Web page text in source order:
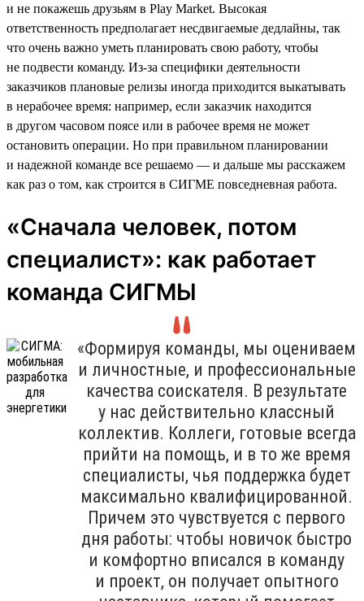
и не покажешь друзьям в Play Market. Высокая
ответственность предполагает несдвигаемые дедлайны, так
что очень важно уметь планировать свою работу, чтобы
не подвести команду. Из-за специфики деятельности
заказчиков плановые релизы иногда приходится выкатывать
в нерабочее время: например, если заказчик находится
в другом часовом поясе или в рабочее время не может
остановить операции. Но при правильном планировании
и надежной команде все решаемо — и дальше мы расскажем
как раз о том, как строится в СИГМЕ повседневная работа.
«Сначала человек, потом
специалист»: как работает
команда СИГМЫ
«Формируя команды, мы оцениваем
и личностные, и профессиональные
качества соискателя. В результате
у нас действительно классный
коллектив. Коллеги, готовые всегда
прийти на помощь, и в то же время
специалисты, чья поддержка будет
максимально квалифицированной.
Причем это чувствуется с первого
дня работы: чтобы новичок быстро
и комфортно вписался в команду
и проект, он получает опытного